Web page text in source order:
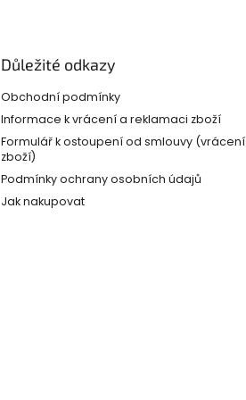
Důležité odkazy
Obchodní podmínky
Informace k vrácení a reklamaci zboží
Formulář k ostoupení od smlouvy (vrácení
zboží)
Podmínky ochrany osobních údajů
Jak nakupovat